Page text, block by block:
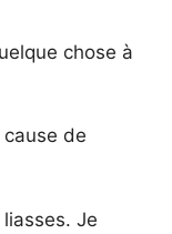
chose à
de
Je